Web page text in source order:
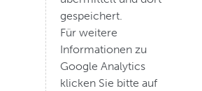
gespeichert.
Für weitere
Informationen zu
Google Analytics
klicken Sie bitte auf